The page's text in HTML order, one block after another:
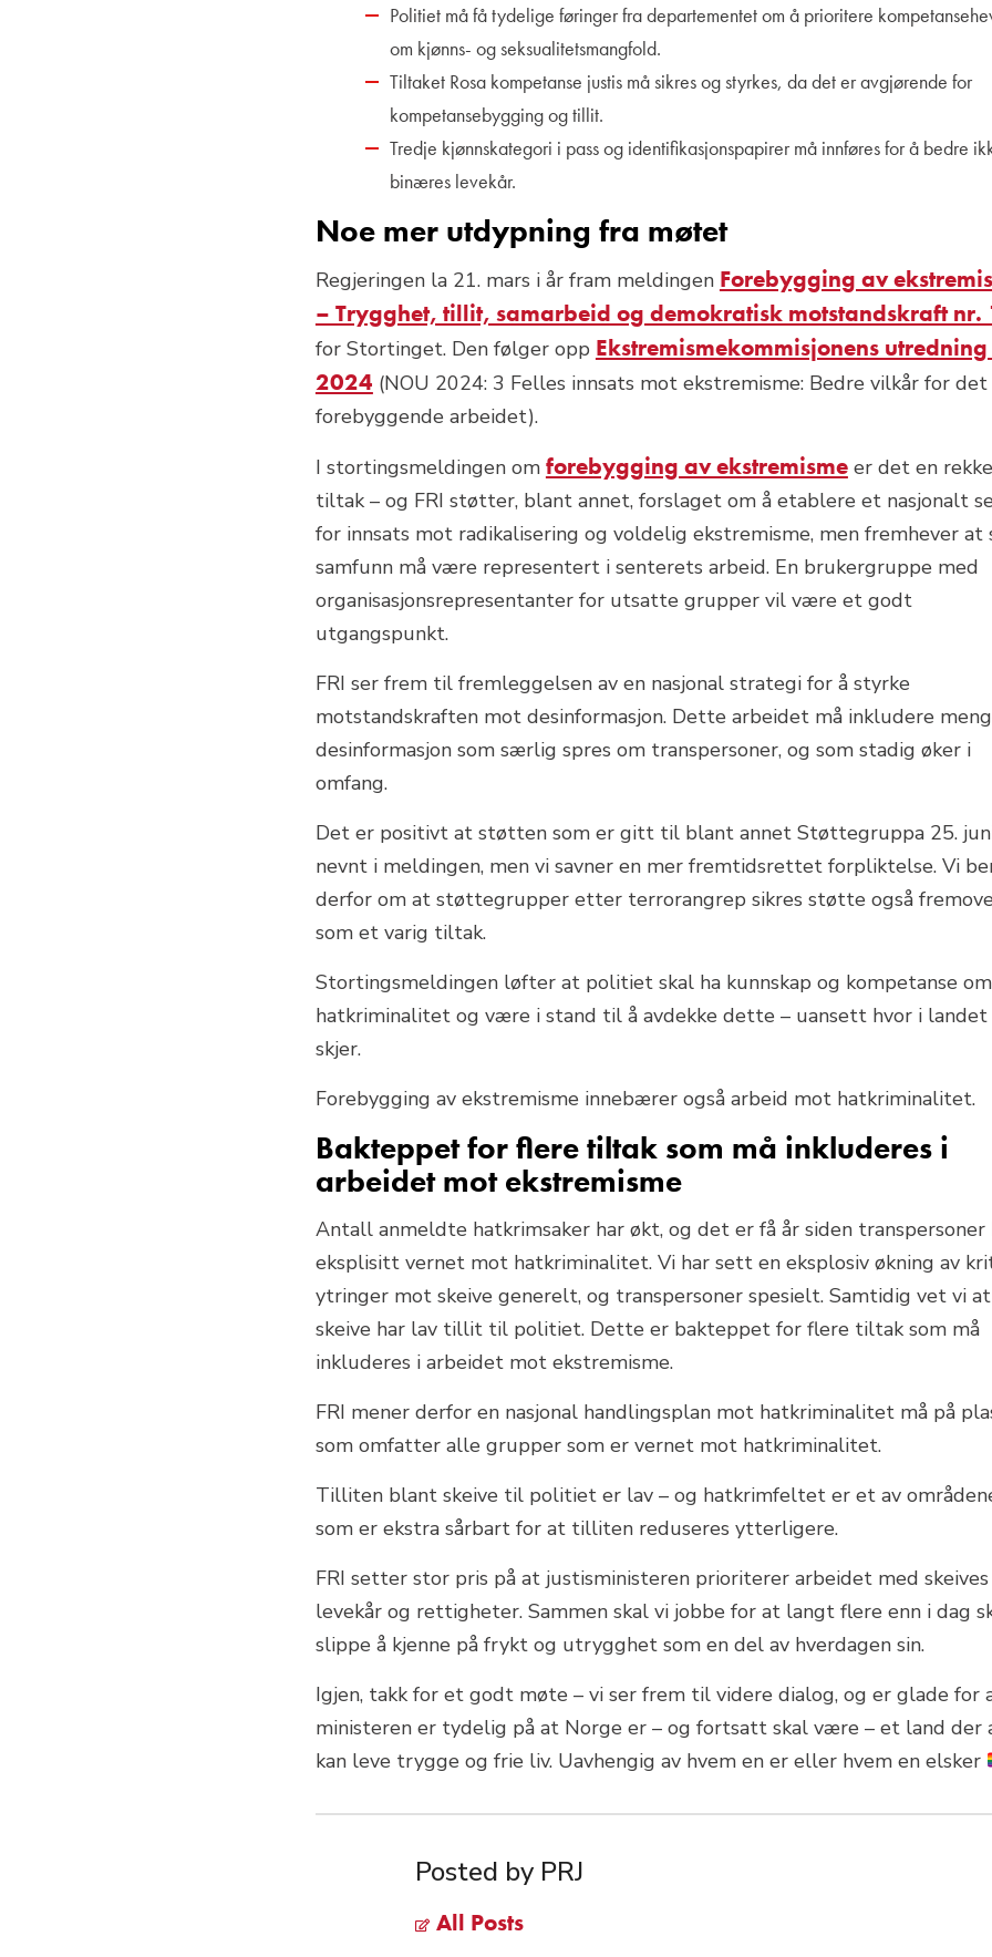
Politiet må få tydelige føringer fra departementet om å prioritere
om kjønns- og seksualitetsmangfold.
Tiltaket Rosa kompetanse justis må sikres og styrkes, da det er avgjørende for
kompetansebygging og tillit.
Tredje kjønnskategori i pass og identifikasjonspapirer må innføres for å bedre
binæres levekår.
Noe mer utdypning fra møtet
Regjeringen la 21. mars i år fram meldingen Forebygging av
– Trygghet, tillit, samarbeid og demokratisk motstandskraft nr.
for Stortinget. Den følger opp Ekstremismekommisjonens
2024 (NOU 2024: 3 Felles innsats mot ekstremisme: Bedre vilkår for det
forebyggende arbeidet).
I stortingsmeldingen om forebygging av ekstremismeer det en rekke
tiltak – og FRI støtter, blant annet, forslaget om å etablere et nasjonalt
for innsats mot radikalisering og voldelig ekstremisme, men fremhever at
samfunn må være representert i senterets arbeid. En brukergruppe med
organisasjonsrepresentanter for utsatte grupper vil være et godt
utgangspunkt.
FRI ser frem til fremleggelsen av en nasjonal strategi for å styrke
motstandskraften mot desinformasjon. Dette arbeidet må inkludere
desinformasjon som særlig spres om transpersoner, og som stadig øker i
omfang.
Det er positivt at støtten som er gitt til blant annet Støttegruppa 25.
nevnt i meldingen, men vi savner en mer fremtidsrettet forpliktelse. Vi
derfor om at støttegrupper etter terrorangrep sikres støtte også
som et varig tiltak.
Stortingsmeldingen løfter at politiet skal ha kunnskap og kompetanse om
hatkriminalitet og være i stand til å avdekke dette – uansett hvor i
skjer.
Forebygging av ekstremisme innebærer også arbeid mot hatkriminalitet.
Bakteppet for flere tiltak som må inkluderes i
arbeidet mot ekstremisme
Antall anmeldte hatkrimsaker har økt, og det er få år siden
eksplisitt vernet mot hatkriminalitet. Vi har sett en eksplosiv økning av
ytringer mot skeive generelt, og transpersoner spesielt. Samtidig vet vi at
skeive har lav tillit til politiet. Dette er bakteppet for flere tiltak som må
inkluderes i arbeidet mot ekstremisme.
FRI mener derfor en nasjonal handlingsplan mot hatkriminalitet må på
som omfatter alle grupper som er vernet mot hatkriminalitet.
Tilliten blant skeive til politiet er lav – og hatkrimfeltet er et av
som er ekstra sårbart for at tilliten reduseres ytterligere.
FRI setter stor pris på at justisministeren prioriterer arbeidet med skeives
levekår og rettigheter. Sammen skal vi jobbe for at langt flere enn i dag
slippe å kjenne på frykt og utrygghet som en del av hverdagen sin.
Igjen, takk for et godt møte – vi ser frem til videre dialog, og er glade for
ministeren er tydelig på at Norge er – og fortsatt skal være – et land der
kan leve trygge og frie liv. Uavhengig av hvem en er eller hvem en elsker
Posted by PRJ
All Posts